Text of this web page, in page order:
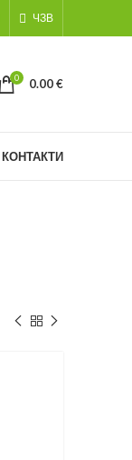
ЧЗВ
0 0.00€
КОНТАКТИ